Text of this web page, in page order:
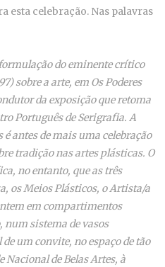
esta celebração. Nas palavras
do eminente crítico
sobre a arte, em Os Poderes
da exposição que retoma
Português de Serigrafia. A
antes de mais uma celebração
tradição nas artes plásticas. O
no entanto, que as três
os Meios Plásticos, o Artista/a
em compartimentos
num sistema de vasos
um convite, no espaço de tão
Nacional de Belas Artes, à